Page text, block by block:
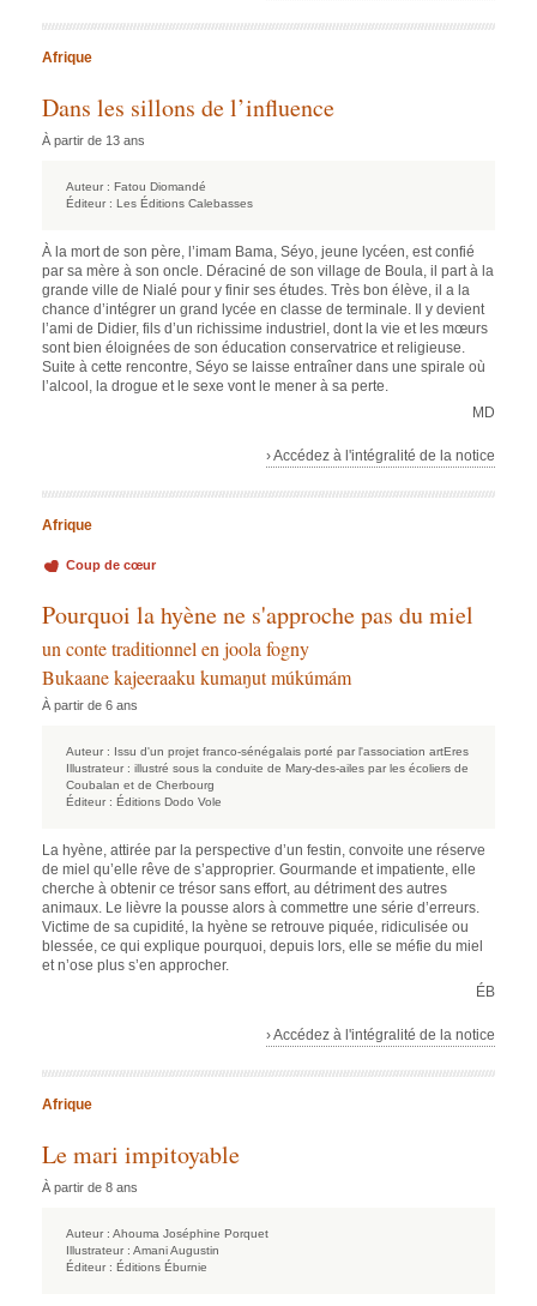
Afrique
Dans les sillons de l’influence
À partir de 13 ans
Auteur : Fatou Diomandé
Éditeur : Les Éditions Calebasses
À la mort de son père, l’imam Bama, Séyo, jeune lycéen, est confié
par sa mère à son oncle. Déraciné de son village de Boula, il part à la
grande ville de Nialé pour y finir ses études. Très bon élève, il a la
chance d’intégrer un grand lycée en classe de terminale. Il y devient
l’ami de Didier, fils d’un richissime industriel, dont la vie et les mœurs
sont bien éloignées de son éducation conservatrice et religieuse.
Suite à cette rencontre, Séyo se laisse entraîner dans une spirale où
l’alcool, la drogue et le sexe vont le mener à sa perte.
MD
› Accédez à l'intégralité de la notice
Afrique
Coup de cœur
Pourquoi la hyène ne s'approche pas du miel
un conte traditionnel en joola fogny
Bukaane kajeeraaku kumaŋut múkúmám
À partir de 6 ans
Auteur : Issu d'un projet franco-sénégalais porté par l'association artEres
Illustrateur : illustré sous la conduite de Mary-des-ailes par les écoliers de
Coubalan et de Cherbourg
Éditeur : Éditions Dodo Vole
La hyène, attirée par la perspective d’un festin, convoite une réserve
de miel qu’elle rêve de s’approprier. Gourmande et impatiente, elle
cherche à obtenir ce trésor sans effort, au détriment des autres
animaux. Le lièvre la pousse alors à commettre une série d’erreurs.
Victime de sa cupidité, la hyène se retrouve piquée, ridiculisée ou
blessée, ce qui explique pourquoi, depuis lors, elle se méfie du miel
et n’ose plus s’en approcher.
ÉB
› Accédez à l'intégralité de la notice
Afrique
Le mari impitoyable
À partir de 8 ans
Auteur : Ahouma Joséphine Porquet
Illustrateur : Amani Augustin
Éditeur : Éditions Éburnie